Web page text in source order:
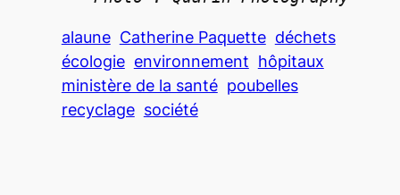
alaune Catherine Paquette déchets
écologie environnement hôpitaux
ministère de la santé poubelles
recyclage société